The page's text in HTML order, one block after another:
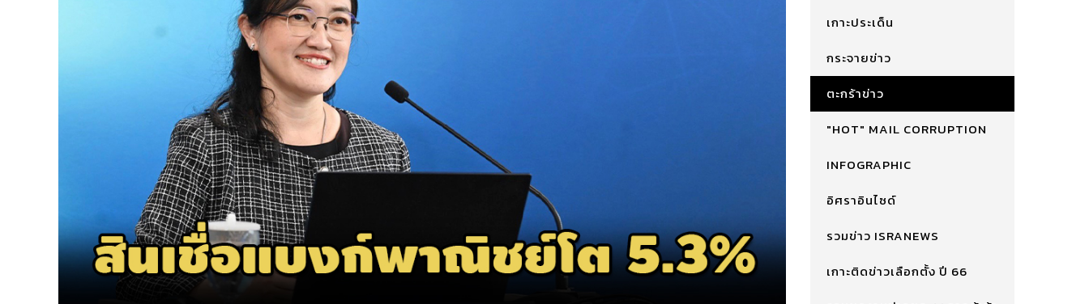
เกาะประเด็น
กระจายข่าว
ตะกร้าข่าว
"HOT" MAIL CORRUPTION
INFOGRAPHIC
อิศราอินไซด์
รวมข่าว ISRANEWS
เกาะติดข่าวเลือกตั้ง ปี 66